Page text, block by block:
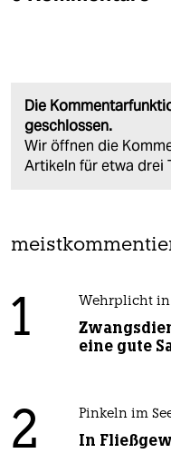
Die
geschlossen.
Wir öffnen die
Artikeln für etwa drei
1 Wehrplicht
eine gute
2 Pinkeln im
In